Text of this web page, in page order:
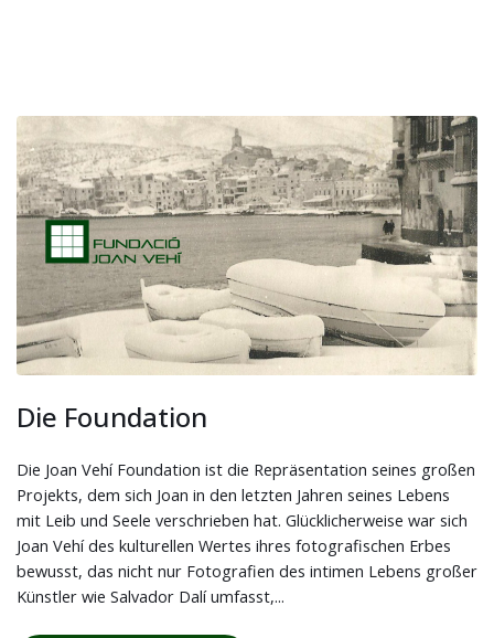
Die Foundation
Die Joan Vehí Foundation ist die Repräsentation seines großen
Projekts, dem sich Joan in den letzten Jahren seines Lebens
mit Leib und Seele verschrieben hat. Glücklicherweise war sich
Joan Vehí des kulturellen Wertes ihres fotografischen Erbes
bewusst, das nicht nur Fotografien des intimen Lebens großer
Künstler wie Salvador Dalí umfasst,...